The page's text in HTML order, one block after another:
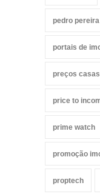
pedro
portais de
preços casas
price to
prime watch
promoção
proptech